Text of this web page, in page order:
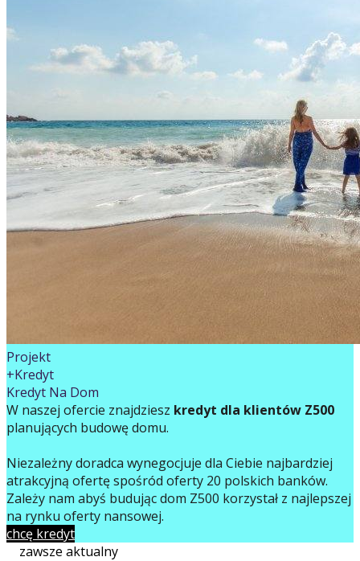
Projekt
+Kredyt
Kredyt Na Dom
W naszej ofercie znajdziesz kredyt dla klientów Z500
planujących budowę domu.
Niezależny doradca wynegocjuje dla Ciebie najbardziej
atrakcyjną ofertę spośród oferty 20 polskich banków.
Zależy nam abyś budując dom Z500 korzystał z najlepszej
na rynku oferty finansowej.
chcę kredyt
zawsze aktualny